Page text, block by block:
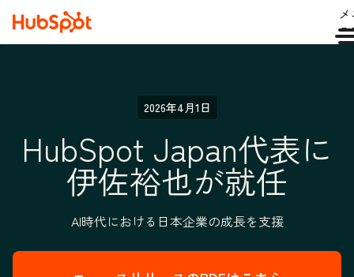
2026年4月1日
HubSpot Japan代表に
伊佐裕也が就任
AI時代における日本企業の成長を支援